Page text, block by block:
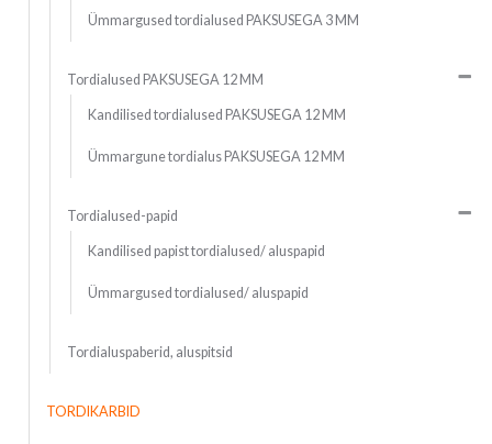
Ümmargused tordialused PAKSUSEGA 3 MM
Tordialused PAKSUSEGA 12 MM
Kandilised tordialused PAKSUSEGA 12 MM
Ümmargune tordialus PAKSUSEGA 12 MM
Tordialused-papid
Kandilised papist tordialused/ aluspapid
Ümmargused tordialused/ aluspapid
Tordialuspaberid, aluspitsid
TORDIKARBID